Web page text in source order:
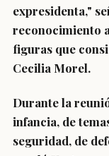
expresidenta,"
reconocimiento
figuras que
Cecilia Morel.
Durante la
infancia, de
seguridad, de